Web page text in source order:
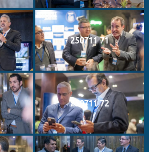
250711 71
250711 72